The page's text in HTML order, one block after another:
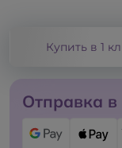
Купить в 1
Отправка в